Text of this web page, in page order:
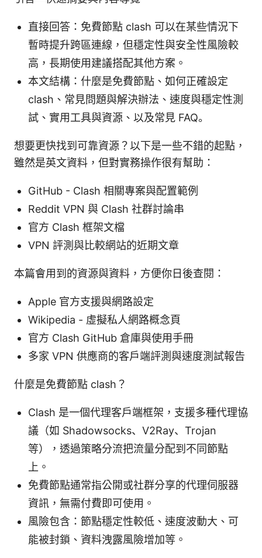
直接回答：免費節點 clash 可以在某些情況下
暫時提升跨區連線，但穩定性與安全性風險較
高，長期使用建議搭配其他方案。
本文結構：什麼是免費節點、如何正確設定
clash、常見問題與解決辦法、速度與穩定性測
試、實用工具與資源、以及常見 FAQ。
想要更快找到可靠資源？以下是一些不錯的起點，
雖然是英文資料，但對實務操作很有幫助：
GitHub - Clash 相關專案與配置範例
Reddit VPN 與 Clash 社群討論串
官方 Clash 框架文檔
VPN 評測與比較網站的近期文章
本篇會用到的資源與資料，方便你日後查閱：
Apple 官方支援與網路設定
Wikipedia - 虛擬私人網路概念頁
官方 Clash GitHub 倉庫與使用手冊
多家 VPN 供應商的客戶端評測與速度測試報告
什麼是免費節點 clash？
Clash 是一個代理客戶端框架，支援多種代理協
議（如 Shadowsocks、V2Ray、Trojan
等），透過策略分流把流量分配到不同節點
上。
免費節點通常指公開或社群分享的代理伺服器
資訊，無需付費即可使用。
風險包含：節點穩定性較低、速度波動大、可
能被封鎖、資料洩露風險增加等。